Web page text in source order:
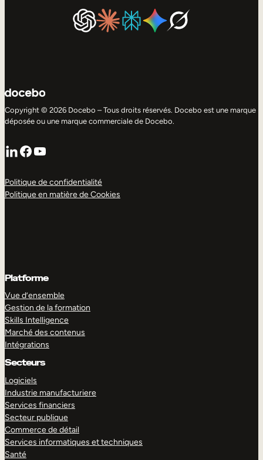
Copyright © 2026 Docebo – Tous droits réservés. Docebo est une marque
déposée ou une marque commerciale de Docebo.
LinkedIn
Facebook
YouTube
Politique de confidentialité
Politique en matière de Cookies
Platforme
Vue d’ensemble
Gestion de la formation
Skills Intelligence
Marché des contenus
Intégrations
Secteurs
Logiciels
Industrie manufacturiere
Services financiers
Secteur publique
Commerce de détail
Services informatiques et techniques
Santé